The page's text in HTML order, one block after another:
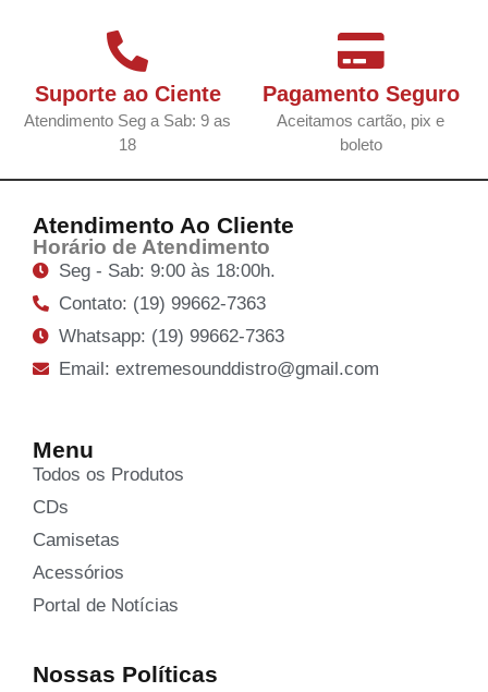
Suporte ao Ciente
Atendimento Seg a Sab: 9 as
18
Pagamento Seguro
Aceitamos cartão, pix e
boleto
Atendimento Ao Cliente
Horário de Atendimento
Seg - Sab: 9:00 às 18:00h.
Contato: (19) 99662-7363
Whatsapp: (19) 99662-7363
Email: extremesounddistro@gmail.com
Menu
Todos os Produtos
CDs
Camisetas
Acessórios
Portal de Notícias
Nossas Políticas